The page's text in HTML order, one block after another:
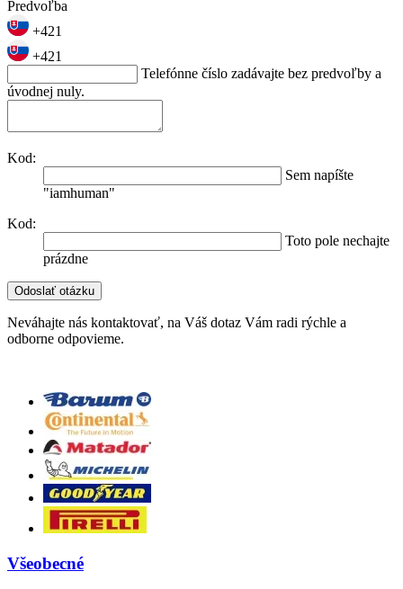
Predvoľba
+421
+421
Telefónne číslo zadávajte bez predvoľby a
úvodnej nuly.
Kod:
Sem napíšte
"iamhuman"
Kod:
Toto pole nechajte
prázdne
Neváhajte nás kontaktovať, na Váš dotaz Vám radi rýchle a
odborne odpovieme.
Všeobecné